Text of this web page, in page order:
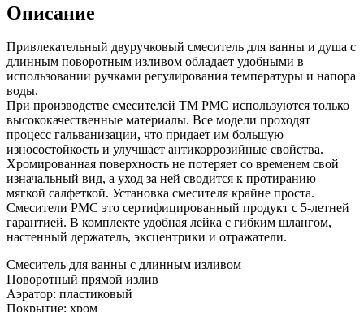
Описание
Привлекательный двуручковый смеситель для ванны и душа с
длинным поворотным изливом обладает удобными в
использовании ручками регулирования температуры и напора
воды.
При производстве смесителей ТМ РМС используются только
высококачественные материалы. Все модели проходят
процесс гальванизации, что придает им большую
износостойкость и улучшает антикоррозийные свойства.
Хромированная поверхность не потеряет со временем свой
изначальный вид, а уход за ней сводится к протиранию
мягкой салфеткой. Установка смесителя крайне проста.
Смесители РМС это сертифицированный продукт с 5-летней
гарантией. В комплекте удобная лейка с гибким шлангом,
настенный держатель, эксцентрики и отражатели.
Смеситель для ванны с длинным изливом
Поворотный прямой излив
Аэратор: пластиковый
Покрытие: хром